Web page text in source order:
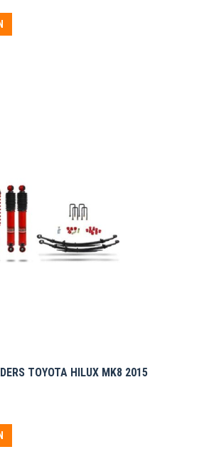
TOYOTA HILUX MK8 2015